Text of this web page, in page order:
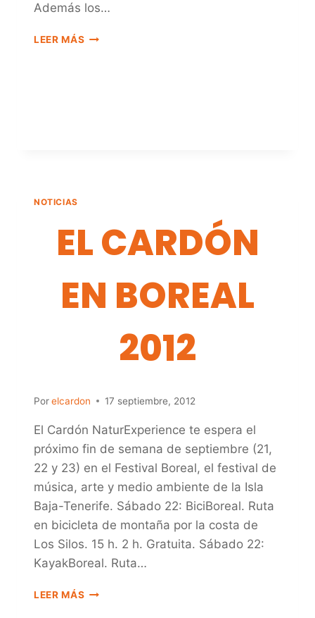
Además los…
LEER MÁS BUSCANDO
NOTICIAS
EL CARDÓN
EN BOREAL
2012
Porelcardon 17 septiembre, 2012
El Cardón NaturExperience te espera el
próximo fin de semana de septiembre (21,
22 y 23) en el Festival Boreal, el festival de
música, arte y medio ambiente de la Isla
Baja-Tenerife. Sábado 22: BiciBoreal. Ruta
en bicicleta de montaña por la costa de
Los Silos. 15 h. 2 h. Gratuita. Sábado 22:
KayakBoreal. Ruta…
LEER MÁS